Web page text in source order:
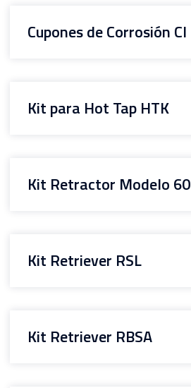
Cupones de Corrosión CI
Kit para Hot Tap HTK
Kit Retractor Modelo 60
Kit Retriever RSL
Kit Retriever RBSA